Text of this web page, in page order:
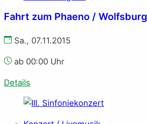
Fahrt zum Phaeno / Wolfsburg
Sa., 07.11.2015
ab 00:00 Uhr
Details